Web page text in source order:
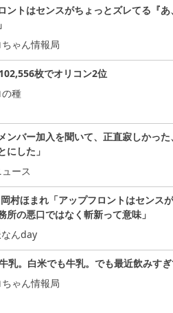
ントはセンスがちょっとズレてる『
ゃん情報局
枚でオリコン2位
種
ンバー加入を聞いて、正直寂しかっ
にした」
ース
岡村ほまれ「アップフロントはセンス
所の悪口ではなく斬新って意味」
んday
乳。白米でも牛乳。でも最近飲みす
ゃん情報局